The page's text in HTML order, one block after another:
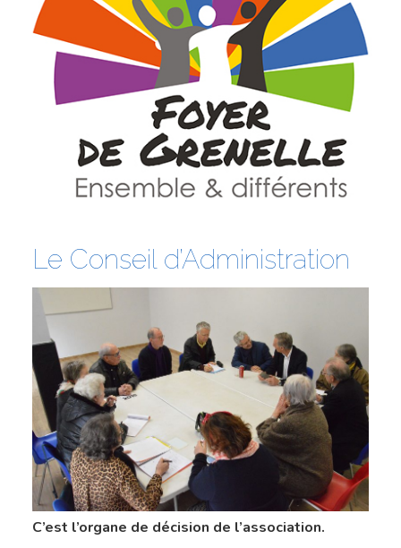
Le Conseil d’Administration
C’est l’organe de décision de l’association.